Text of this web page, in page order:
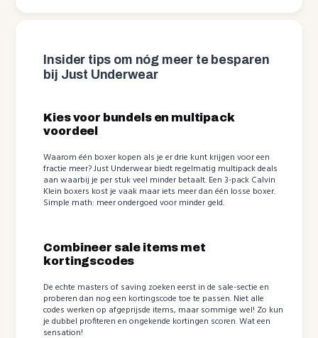
Insider tips om nóg meer te besparen
bij Just Underwear
Kies voor bundels en multipack
voordeel
Waarom één boxer kopen als je er drie kunt krijgen voor een
fractie meer? Just Underwear biedt regelmatig multipack deals
aan waarbij je per stuk veel minder betaalt. Een 3-pack Calvin
Klein boxers kost je vaak maar iets meer dan één losse boxer.
Simple math: meer ondergoed voor minder geld.
Combineer sale items met
kortingscodes
De echte masters of saving zoeken eerst in de sale-sectie en
proberen dan nog een kortingscode toe te passen. Niet alle
codes werken op afgeprijsde items, maar sommige wel! Zo kun
je dubbel profiteren en ongekende kortingen scoren. Wat een
sensation!